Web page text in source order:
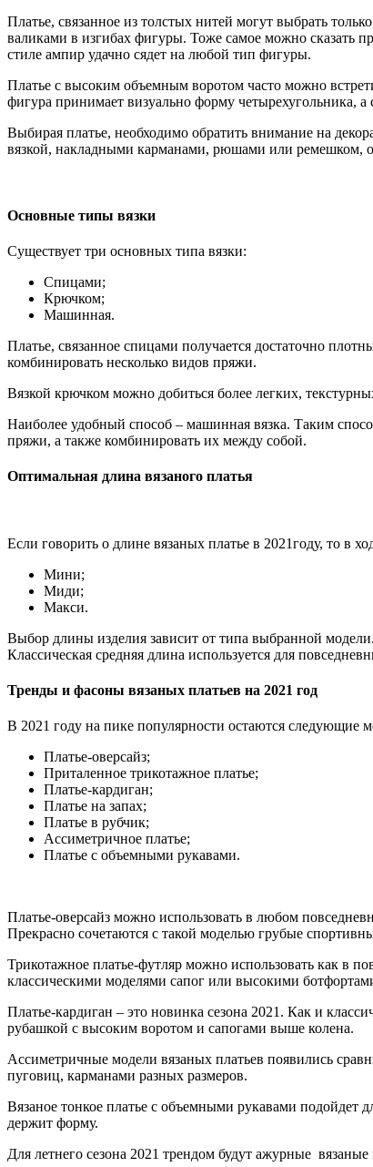
Платье, связанное из толстых нитей могут выбрать
валиками в изгибах фигуры. Тоже самое можно сказать
стиле ампир удачно сядет на любой тип фигуры.
Платье с высоким объемным воротом часто можно
фигура принимает визуально форму четырехугольника,
Выбирая платье, необходимо обратить внимание на
вязкой, накладными карманами, рюшами или ремешком,
Основные типы вязки
Существует три основных типа вязки:
Спицами;
Крючком;
Машинная.
Платье, связанное спицами получается достаточно
комбинировать несколько видов пряжи.
Вязкой крючком можно добиться более легких,
Наиболее удобный способ – машинная вязка. Таким
пряжи, а также комбинировать их между собой.
Оптимальная длина вязаного платья
Если говорить о длине вязаных платье в 2021году, то в
Мини;
Миди;
Макси.
Выбор длины изделия зависит от типа выбранной
Классическая средняя длина используется для
Тренды и фасоны вязаных платьев на 2021 год
В 2021 году на пике популярности остаются следующие
Платье-оверсайз;
Приталенное трикотажное платье;
Платье-кардиган;
Платье на запах;
Платье в рубчик;
Ассиметричное платье;
Платье с объемными рукавами.
Платье-оверсайз можно использовать в любом
Прекрасно сочетаются с такой моделью грубые
Трикотажное платье-футляр можно использовать как в
классическими моделями сапог или высокими
Платье-кардиган – это новинка сезона 2021. Как и
рубашкой с высоким воротом и сапогами выше колена.
Ассиметричные модели вязаных платьев появились
пуговиц, карманами разных размеров.
Вязаное тонкое платье с объемными рукавами подойдет
держит форму.
Для летнего сезона 2021 трендом будут ажурные